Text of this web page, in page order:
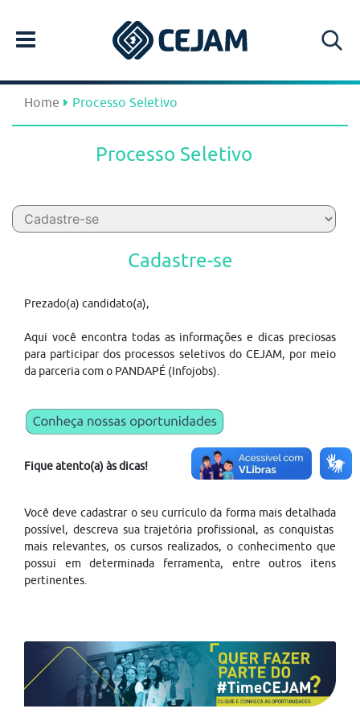
Home Processo Seletivo
Processo Seletivo
Cadastre-se
Prezado(a) candidato(a),
Aqui você encontra todas as informações e dicas preciosas
para participar dos processos seletivos do CEJAM, por meio
da parceria com o PANDAPÉ (Infojobs).
Fique atento(a) às dicas!
Você deve cadastrar o seu currículo da forma mais detalhada
possível, descreva sua trajetória profissional, as conquistas
mais relevantes, os cursos realizados, o conhecimento que
possui em determinada ferramenta, entre outros itens
pertinentes.
Verifique se o objetivo e as qualificações descritas estão de
acordo com a vaga para a qual você está se candidatando.